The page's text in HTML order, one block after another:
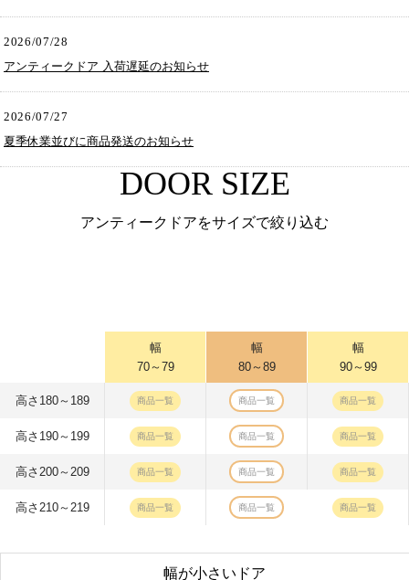
2026/07/28
アンティークドア 入荷遅延のお知らせ
2026/07/27
夏季休業並びに商品発送のお知らせ
DOOR SIZE
アンティークドアをサイズで絞り込む
幅
70～79
幅
80～89
幅
90～99
高さ180～189 商品一覧 商品一覧 商品一覧
高さ190～199 商品一覧 商品一覧 商品一覧
高さ200～209 商品一覧 商品一覧 商品一覧
高さ210～219 商品一覧 商品一覧 商品一覧
幅が小さいドア